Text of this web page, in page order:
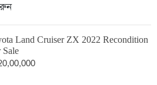
Land Cruiser ZX 2022 Recondition
Sale